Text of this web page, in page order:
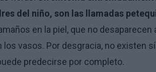
del niño, son las llamadas
en la piel, que no desaparecen
los vasos. Por desgracia, no existen
predecirse por completo.